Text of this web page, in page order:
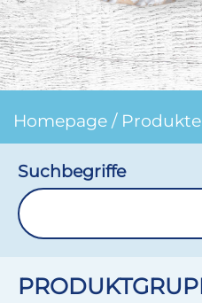
Homepage / Produkte
Suchbegriffe